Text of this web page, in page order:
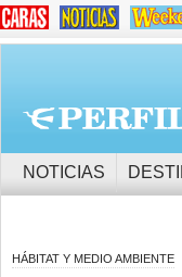
NOTICIAS
HÁBITAT Y MEDIO AMBIENTE